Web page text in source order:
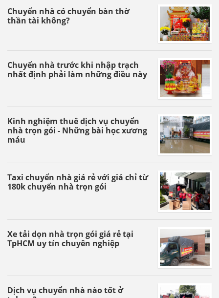
Chuyển nhà có chuyển bàn thờ
thần tài không?
Chuyển nhà trước khi nhập trạch
nhất định phải làm những điều này
Kinh nghiệm thuê dịch vụ chuyển
nhà trọn gói - Những bài học xương
máu
Taxi chuyển nhà giá rẻ với giá chỉ từ
180k chuyển nhà trọn gói
Xe tải dọn nhà trọn gói giá rẻ tại
TpHCM uy tín chuyên nghiệp
Dịch vụ chuyển nhà nào tốt ở